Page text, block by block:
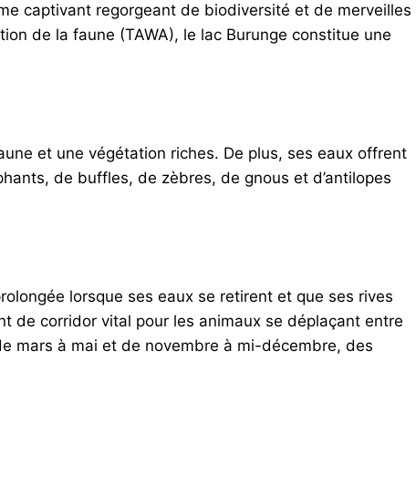
captivant regorgeant de biodiversité et de merveilles
de la faune (TAWA), le lac Burunge constitue une
et une végétation riches. De plus, ses eaux offrent
de buffles, de zèbres, de gnous et d’antilopes
lorsque ses eaux se retirent et que ses rives
de corridor vital pour les animaux se déplaçant entre
mars à mai et de novembre à mi-décembre, des